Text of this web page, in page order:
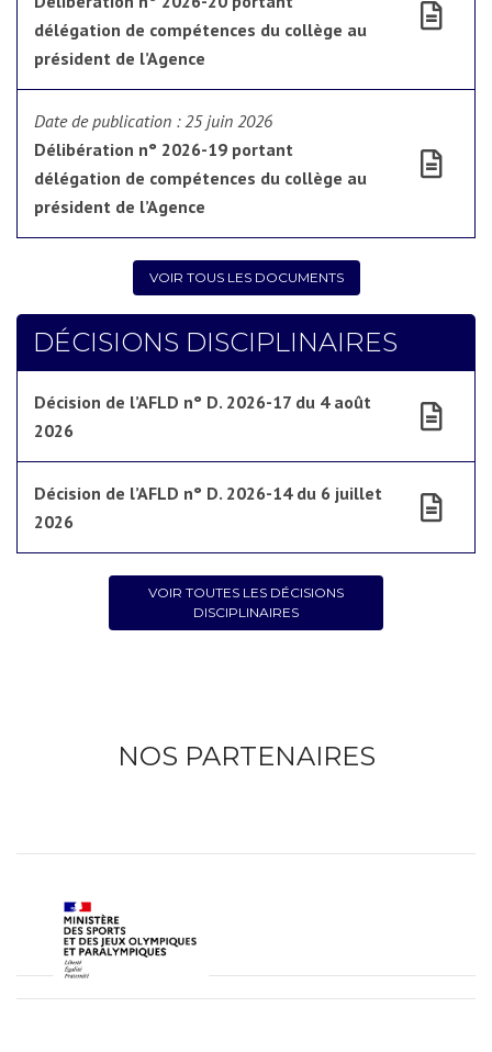
délégation de compétences du collège au
président de l’Agence
Date de publication : 25 juin 2026
Délibération n° 2026-19 portant
délégation de compétences du collège au
président de l’Agence
VOIR TOUS LES DOCUMENTS
DÉCISIONS DISCIPLINAIRES
Décision de l’AFLD n° D. 2026-17 du 4 août
2026
Décision de l’AFLD n° D. 2026-14 du 6 juillet
2026
VOIR TOUTES LES DÉCISIONS
DISCIPLINAIRES
NOS PARTENAIRES